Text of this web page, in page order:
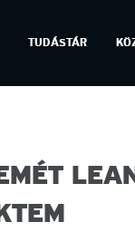
TUDÁSTÁR